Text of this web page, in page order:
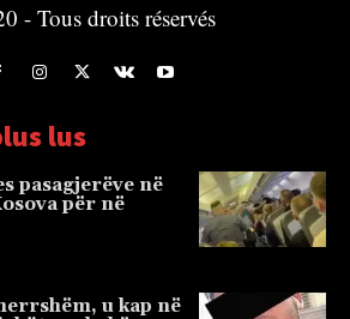
- Tous droits réservés
lus
pasagjerëve në
për në
u kap në